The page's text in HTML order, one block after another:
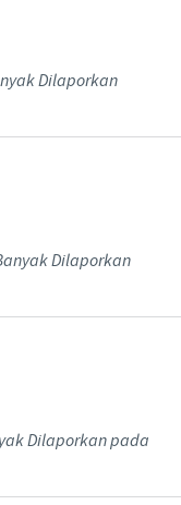
Dilaporkan
Dilaporkan
Dilaporkan pada